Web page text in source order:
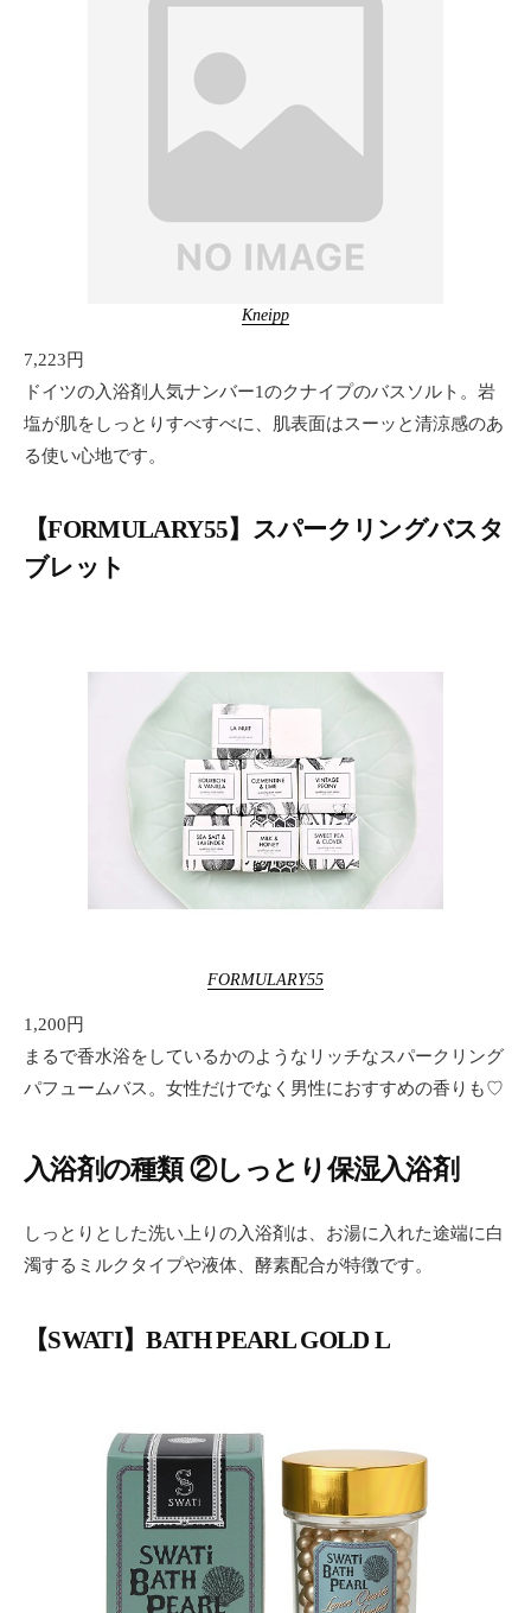
Kneipp
7,223円
ドイツの入浴剤人気ナンバー1のクナイプのバスソルト。岩
塩が肌をしっとりすべすべに、肌表面はスーッと清涼感のあ
る使い心地です。
【FORMULARY55】スパークリングバスタ
ブレット
FORMULARY55
1,200円
まるで香水浴をしているかのようなリッチなスパークリング
パフュームバス。女性だけでなく男性におすすめの香りも♡
入浴剤の種類 ②しっとり保湿入浴剤
しっとりとした洗い上りの入浴剤は、お湯に入れた途端に白
濁するミルクタイプや液体、酵素配合が特徴です。
【SWATI】BATH PEARL GOLD L